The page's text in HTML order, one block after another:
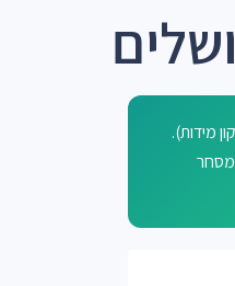
מידות).
למסחר